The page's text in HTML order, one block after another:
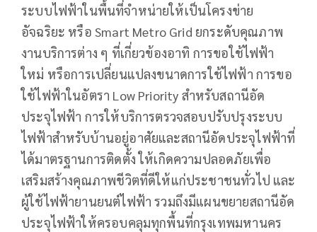
ระบบไฟฟ้าในพื้นที่จำหน่ายให้เป็นโครงข่าย
อัจฉริยะ หรือ Smart Metro Grid ยกระดับคุณภาพ
งานบริการต่าง ๆ ที่เกี่ยวข้องอาทิ การขอใช้ไฟฟ้า
ใหม่ หรือการเปลี่ยนแปลงขนาดการใช้ไฟฟ้า การขอ
ใช้ไฟฟ้าในอัตรา Low Priority สำหรับสถานีอัด
ประจุไฟฟ้า การให้บริการตรวจสอบปรับปรุงระบบ
ไฟฟ้าสำหรับบ้านอยู่อาศัยและสถานีอัดประจุไฟฟ้าที่
ได้มาตรฐานการติดตั้ง ให้เกิดความปลอดภัยเพื่อ
เสริมสร้างคุณภาพชีวิตที่ดีให้แก่ประชาชนทั่วไป และ
ผู้ใช้ไฟฟ้ายานยนต์ไฟฟ้า รวมถึงมีแผนขยายสถานีอัด
ประจุไฟฟ้าให้ครอบคลุมทุกพื้นที่กรุงเทพมหานคร